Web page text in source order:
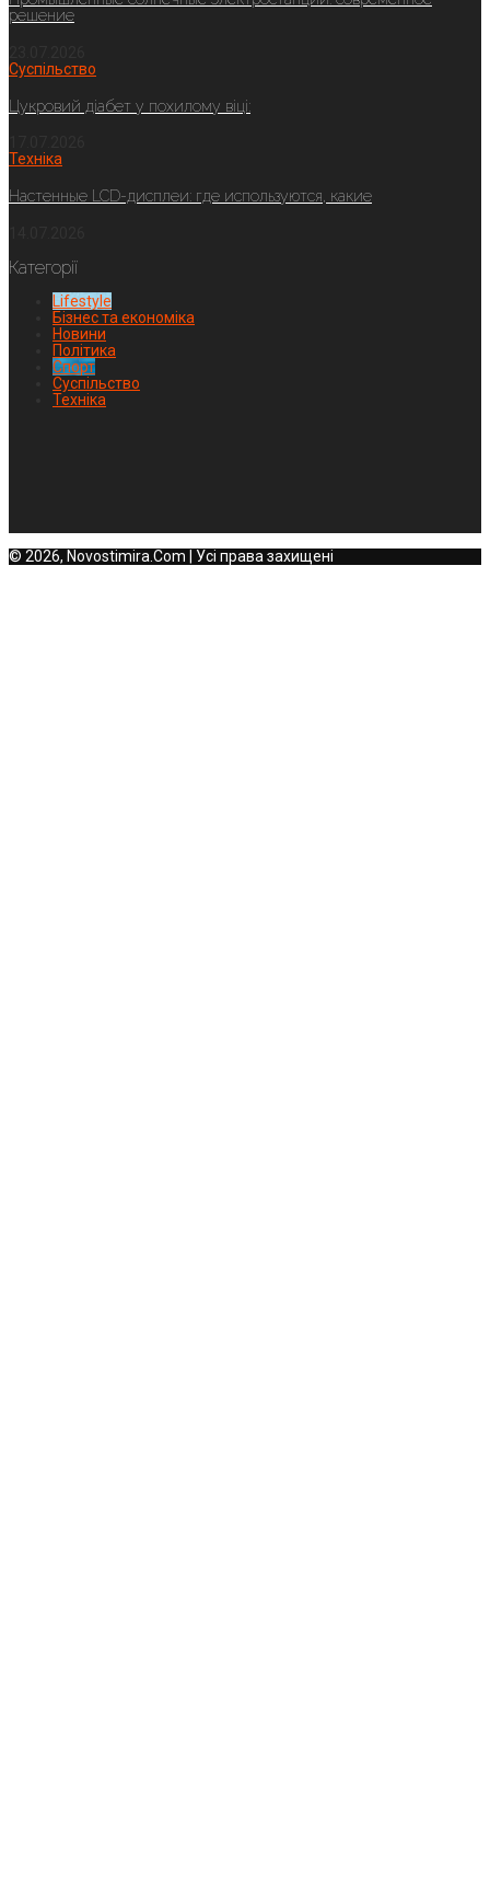
решение
Суспільство
Цукровий діабет у похилому віці:
Техніка
Настенные LCD-дисплеи: где используются, какие
Категорії
Lifestyle
Бізнес та економіка
Новини
Політика
Спорт
Суспільство
Техніка
© 2026, Novostimira.Com | Усі права захищені